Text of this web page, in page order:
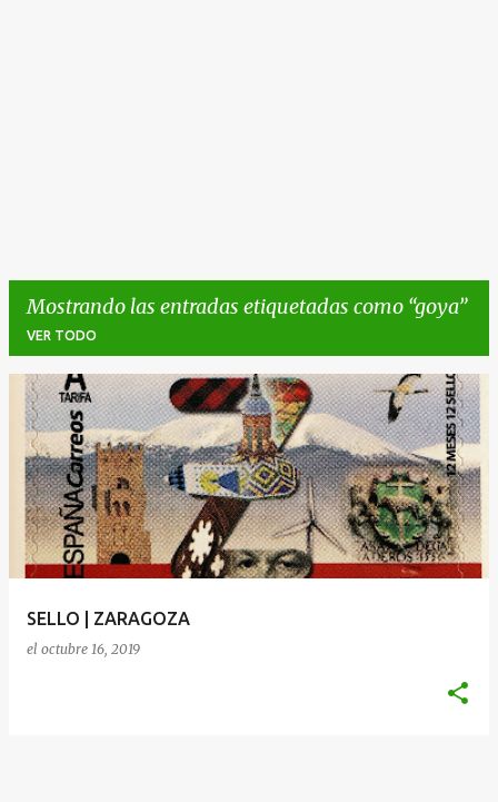
Mostrando las entradas etiquetadas como goya
VER TODO
SELLO | ZARAGOZA
el octubre 16, 2019